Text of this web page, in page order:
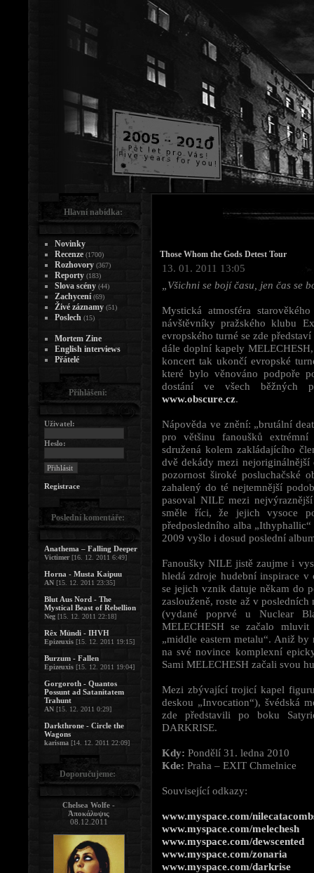
Those Whom the Gods Detest Tour
13. 01. 2011 13:05
„Všichni se bojí času, jen čas se
Mystická atmosféra
návštěvníky pražského klubu
evropského turné se zde
dále doplní kapely
koncert tak ukončí evropské
které bylo věnováno podpoře
dostání ve všech běžných
www.obscure.cz.
Nápověda ve znění: „brutální
pro většinu fanoušků extrémní
sdružená kolem zakládajícího
dvě dekády mezi
pozornost široké posluchačské
zahalený do té nejtemnější
pasoval NILE mezi
směle říci, že jejich vysoce
předposledního alba
2009 vyšlo i dosud poslední
Fanoušky NILE jistě zaujme i
hledá zdroje hudební inspirace v
se jejich vznik datuje někam do
zaslouženě, roste až v
(vydané poprvé u Nuclear
MELECHESH se začalo
„middle eastern metalu“. Aniž
na své novince komplexní
Sami MELECHESH začali svou
Mezi zbývající trojicí kapel
deskou „Invocation“), švédská
zde představili po boku
DARKRISE.
Kdy: Pondělí 31. ledna 2010
Kde: Praha – EXIT Chmelnice
Související odkazy:
www.myspace.com/
www.myspace.com/melechesh
www.myspace.com/dewscented
www.myspace.com/zonaria
www.myspace.com/darkrise
Hlavní nabídka:
Novinky
Recenze (1700)
Rozhovory (367)
Reporty (183)
Slova scény (44)
Zachycení (69)
Živé záznamy (51)
Poslech (15)
Mortem Zine
English interviews
Přátelé
Přihlášení:
Uživatel:
Heslo:
Registrace
Poslední komentáře:
Anathema – Falling Deeper
Victimer[16. 12. 2011 6:49]
Horna - Musta Kaipuu
AN [15. 12. 2011 23:35]
Blut Aus Nord - The
Mystical Beast of Rebellion
Neg [15. 12. 2011 22:18]
Rêx Mündi - IHVH
Epizeuxis [15. 12. 2011 19:15]
Burzum - Fallen
Epizeuxis [15. 12. 2011 19:04]
Gorgoroth - Quantos
Possunt ad Satanitatem
Trahunt
AN [15. 12. 2011 0:29]
Darkthrone - Circle the
Wagons
karisma [14. 12. 2011 22:09]
Doporučujeme:
Chelsea Wolfe -
Ἀποκάλυψις
08.12.2011